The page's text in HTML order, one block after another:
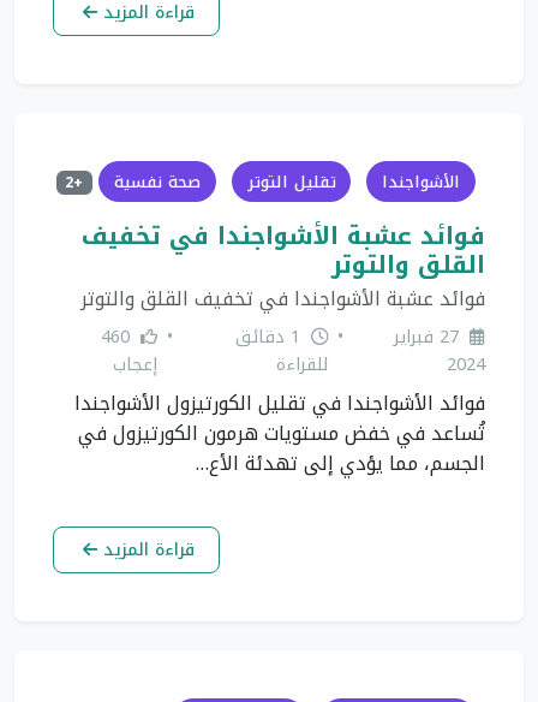
قراءة المزيد
الأشواجندا تقليل التوتر صحة نفسية +2
فوائد عشبة الأشواجندا في تخفيف
القلق والتوتر
فوائد عشبة الأشواجندا في تخفيف القلق والتوتر
27 فبراير
2024
•
1 دقائق
للقراءة
•
460
إعجاب
فوائد الأشواجندا في تقليل الكورتيزول الأشواجندا
تُساعد في خفض مستويات هرمون الكورتيزول في
الجسم، مما يؤدي إلى تهدئة الأع…
قراءة المزيد